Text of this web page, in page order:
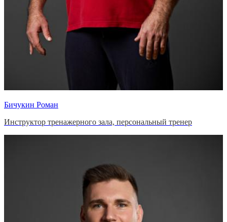
Бичукин Роман
Инструктор тренажерного зала, персональный тренер